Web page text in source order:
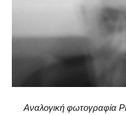
Αναλογική φωτογραφία